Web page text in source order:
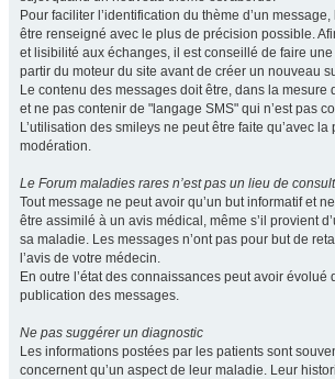
Pour faciliter l’identification du thème d’un
être renseigné avec le plus de précision possible.
et lisibilité aux échanges, il est conseillé de faire
partir du moteur du site avant de créer un nouveau
Le contenu des messages doit être, dans la mesure
et ne pas contenir de "langage SMS" qui n’est pas
L’utilisation des smileys ne peut être faite qu’avec la
modération.
Le Forum maladies rares n’est pas un lieu de
Tout message ne peut avoir qu’un but informatif et
être assimilé à un avis médical, même s’il provient
sa maladie. Les messages n’ont pas pour but de
l’avis de votre médecin.
En outre l’état des connaissances peut avoir évolué
publication des messages.
Ne pas suggérer un diagnostic
Les informations postées par les patients sont
concernent qu’un aspect de leur maladie. Leur